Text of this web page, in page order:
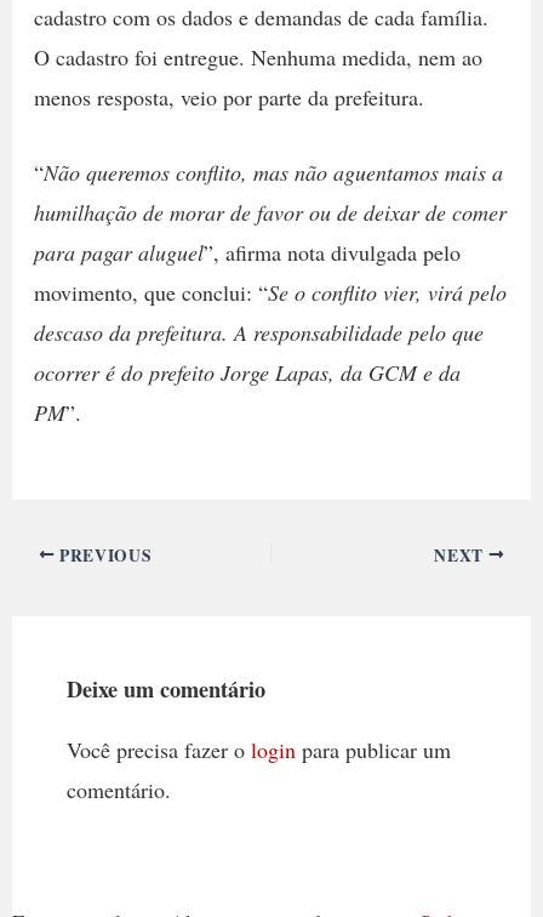
cadastro com os dados e demandas de cada família.
O cadastro foi entregue. Nenhuma medida, nem ao
menos resposta, veio por parte da prefeitura.
“Não queremos conflito, mas não aguentamos mais a
humilhação de morar de favor ou de deixar de comer
para pagar aluguel”, afirma nota divulgada pelo
movimento, que conclui: “Se o conflito vier, virá pelo
descaso da prefeitura. A responsabilidade pelo que
ocorrer é do prefeito Jorge Lapas, da GCM e da
PM”.
PREVIOUS NEXT
Deixe um comentário
Você precisa fazer o login para publicar um
comentário.